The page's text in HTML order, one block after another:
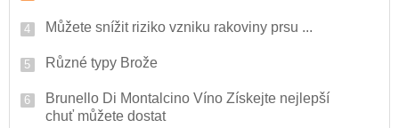
Můžete snížit riziko vzniku rakoviny prsu ...
Různé typy Brože
Brunello Di Montalcino Víno Získejte nejlepší
chuť můžete dostat